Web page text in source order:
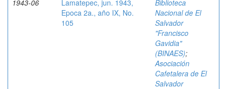
1943-06
Lamatepec, jun. 1943,
Epoca 2a., año IX, No.
105
Biblioteca
Nacional de El
Salvador
"Francisco
Gavidia"
(BINAES);
Asociación
Cafetalera de El
Salvador